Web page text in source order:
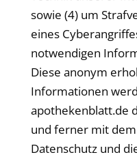
sowie (4) um
eines
notwendigen
Diese anonym
Informationen
apothekenblatt.de
und ferner mit
Datenschutz und